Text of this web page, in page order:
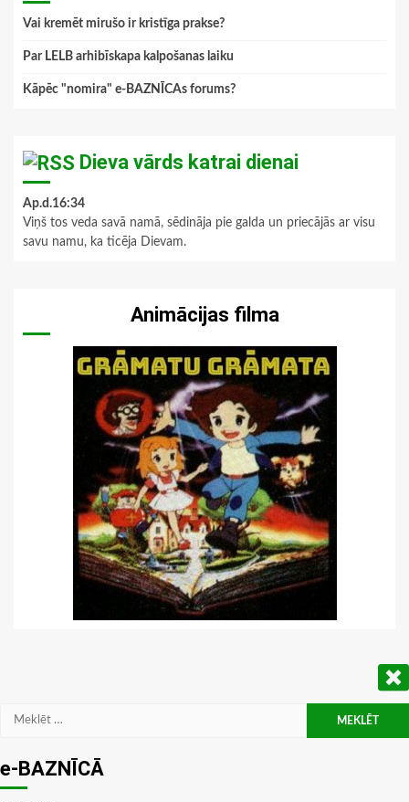
Vai kremēt mirušo ir kristīga prakse?
Par LELB arhibīskapa kalpošanas laiku
Kāpēc "nomira" e-BAZNĪCAs forums?
Dieva vārds katrai dienai
Ap.d.16:34
Viņš tos veda savā namā, sēdināja pie galda un priecājās ar visu
savu namu, ka ticēja Dievam.
Animācijas filma
Meklēt:
e-BAZNĪCĀ